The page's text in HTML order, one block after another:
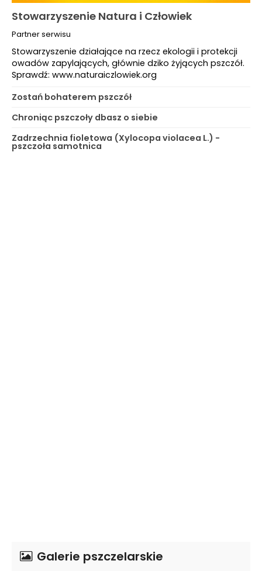
Stowarzyszenie Natura i Człowiek
Partner serwisu
Stowarzyszenie działające na rzecz ekologii i protekcji
owadów zapylających, głównie dziko żyjących pszczół.
Sprawdź: www.naturaiczlowiek.org
Zostań bohaterem pszczół
Chroniąc pszczoły dbasz o siebie
Zadrzechnia fioletowa (Xylocopa violacea L.) -
pszczoła samotnica
Galerie pszczelarskie